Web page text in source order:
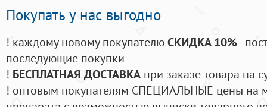
Покупать у нас выгодно
! каждому новому покупателюСКИДКА 10%-
последующие покупки
! БЕСПЛАТНАЯ ДОСТАВКА при заказе товара на
! оптовым покупателям СПЕЦИАЛЬНЫЕ цены на